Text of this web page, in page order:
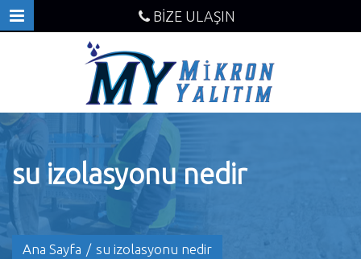
BİZE ULAŞIN
su izolasyonu nedir
Ana Sayfa / su izolasyonu nedir